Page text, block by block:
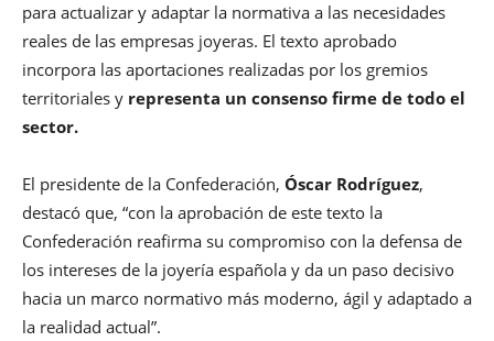
para actualizar y adaptar la normativa a las necesidades
reales de las empresas joyeras. El texto aprobado
incorpora las aportaciones realizadas por los gremios
territoriales y representa un consenso firme de todo el
sector.
El presidente de la Confederación, Óscar Rodríguez,
destacó que, “con la aprobación de este texto la
Confederación reafirma su compromiso con la defensa de
los intereses de la joyería española y da un paso decisivo
hacia un marco normativo más moderno, ágil y adaptado a
la realidad actual”.